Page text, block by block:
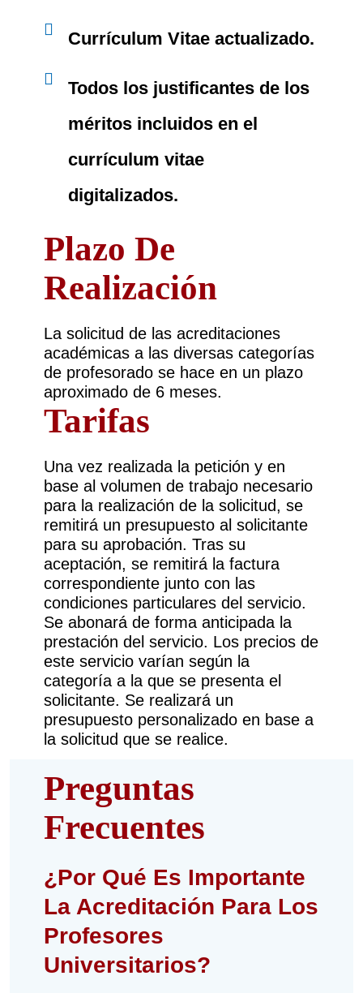
Currículum Vitae actualizado.
Todos los justificantes de los
méritos incluidos en el
currículum vitae
digitalizados.
Plazo De
Realización
La solicitud de las acreditaciones
académicas a las diversas categorías
de profesorado se hace en un plazo
aproximado de 6 meses.
Tarifas
Una vez realizada la petición y en
base al volumen de trabajo necesario
para la realización de la solicitud, se
remitirá un presupuesto al solicitante
para su aprobación. Tras su
aceptación, se remitirá la factura
correspondiente junto con las
condiciones particulares del servicio.
Se abonará de forma anticipada la
prestación del servicio. Los precios de
este servicio varían según la
categoría a la que se presenta el
solicitante. Se realizará un
presupuesto personalizado en base a
la solicitud que se realice.
Preguntas
Frecuentes
¿Por Qué Es Importante
La Acreditación Para Los
Profesores
Universitarios?